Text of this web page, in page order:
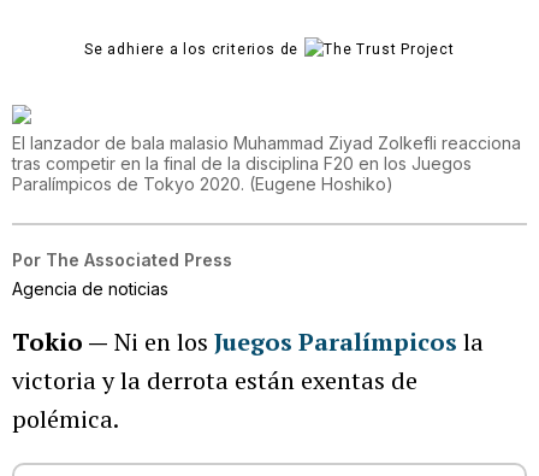
Se adhiere a los criterios de
El lanzador de bala malasio Muhammad Ziyad Zolkefli reacciona
tras competir en la final de la disciplina F20 en los Juegos
Paralímpicos de Tokyo 2020. (Eugene Hoshiko)
Por The Associated Press
Agencia de noticias
Tokio — Ni en los Juegos Paralímpicos la
victoria y la derrota están exentas de
polémica.